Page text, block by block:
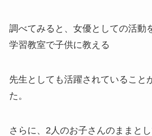
調べてみると、女優としての活動
学習教室で子供に教える
先生としても活躍されていること
た。
さらに、2人のお子さんのままと